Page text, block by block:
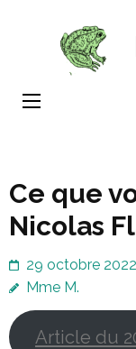
Entrée)
Ce que
Nicolas
29 octobre 2022
Mme M.
Article du